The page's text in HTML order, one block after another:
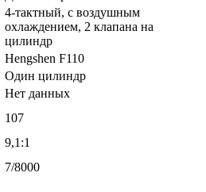
4-тактный, с воздушным
охлаждением, 2 клапана на
цилиндр
Hengshen F110
Один цилиндр
Нет данных
107
9,1:1
7/8000